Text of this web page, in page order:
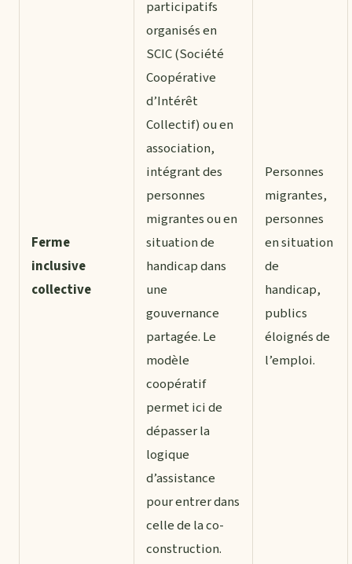
Ferme
inclusive
collective
participatifs
organisés en
SCIC (Société
Coopérative
d’Intérêt
Collectif) ou en
association,
intégrant des
personnes
migrantes ou en
situation de
handicap dans
une
gouvernance
partagée. Le
modèle
coopératif
permet ici de
dépasser la
logique
d’assistance
pour entrer dans
celle de la co-
construction.
Personnes
migrantes,
personnes
en situation
de
handicap,
publics
éloignés de
l’emploi.